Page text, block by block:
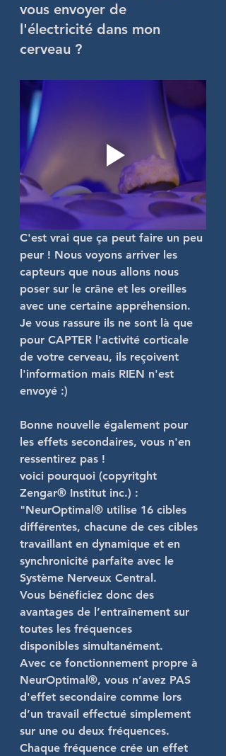
vous envoyer de
l'électricité dans mon
cerveau ?
C'est vrai que ça peut faire un peu
peur ! Nous voyons arriver les
capteurs que nous allons nous
poser sur le crâne et les oreilles
avec une certaine appréhension.
Je vous rassure ils ne sont là que
pour CAPTER l'activité corticale
de votre cerveau, ils reçoivent
l'information mais RIEN n'est
envoyé :)
Bonne nouvelle également pour
les effets secondaires, vous n'en
ressentirez pas !
voici pourquoi (copyritght
Zengar® Institut inc.) :
"NeurOptimal® utilise 16 cibles
différentes, chacune de ces cibles
travaillant en dynamique et en
synchronicité parfaite avec le
Système Nerveux Central .
Vous bénéficiez donc des
avantages de l’entraînement sur
toutes les fréquences
disponibles simultanément.
Avec ce fonctionnement propre à
NeurOptimal®, vous n’avez PAS
d'effet secondaire comme lors
d’un travail effectué simplement
sur une ou deux fréquences.
Chaque fréquence crée un effet